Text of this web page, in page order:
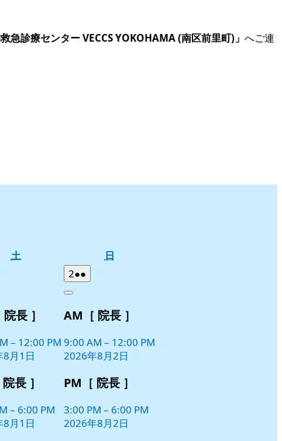
救急診療センター VECCS YOKOHAMA (南区前里町)」 へご連
土土
日
長 ］
– 12:00 PM
月1日
長 ］
– 6:00 PM
月1日
22026
年
月
日
●●
件
イ
ン
ト)
Close
AM［ 院長 ］
9:00 AM – 12:00 PM
2026年8月2日
PM［ 院長 ］
3:00 PM – 6:00 PM
2026年8月2日